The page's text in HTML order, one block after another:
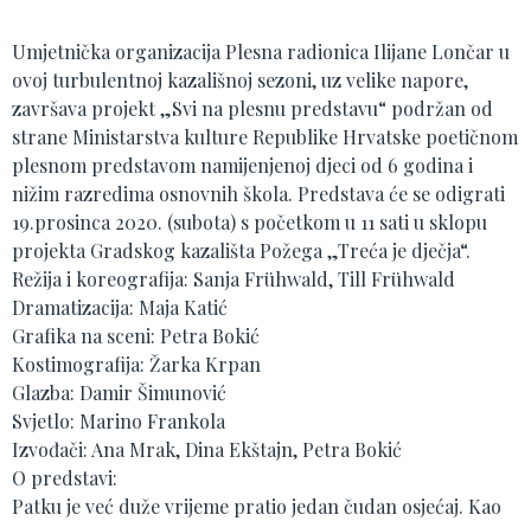
Umjetnička organizacija Plesna radionica Ilijane Lončar u
ovoj turbulentnoj kazališnoj sezoni, uz velike napore,
završava projekt „Svi na plesnu predstavu“ podržan od
strane Ministarstva kulture Republike Hrvatske poetičnom
plesnom predstavom namijenjenoj djeci od 6 godina i
nižim razredima osnovnih škola. Predstava će se odigrati
19.prosinca 2020. (subota) s početkom u 11 sati u sklopu
projekta Gradskog kazališta Požega „Treća je dječja“.
Režija i koreografija: Sanja Frühwald, Till Frühwald
Dramatizacija: Maja Katić
Grafika na sceni: Petra Bokić
Kostimografija: Žarka Krpan
Glazba: Damir Šimunović
Svjetlo: Marino Frankola
Izvođači: Ana Mrak, Dina Ekštajn, Petra Bokić
O predstavi:
Patku je već duže vrijeme pratio jedan čudan osjećaj. Kao